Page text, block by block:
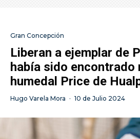
Gran Concepción
Liberan a ejemplar de
había sido encontrado
humedal Price de
Hugo Varela Mora · 10 de Julio 2024